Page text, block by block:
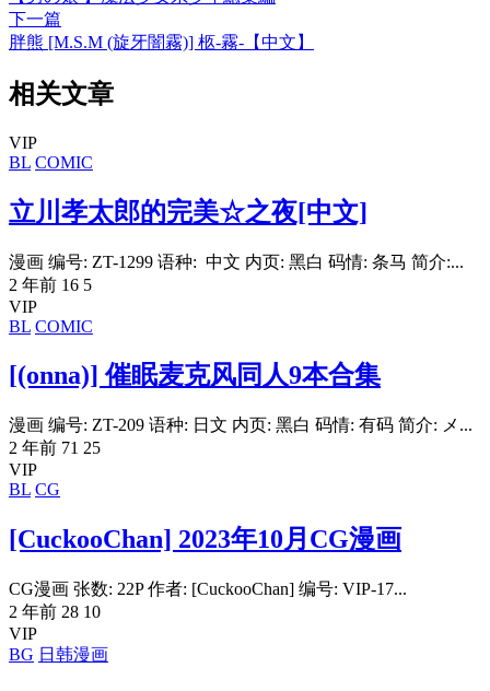
下一篇
胖熊 [M.S.M (旋牙闇霧)] 柩-霧-【中文】
相关文章
VIP
BL COMIC
立川孝太郎的完美☆之夜[中文]
漫画 编号: ZT-1299 语种: 中文 内页: 黑白 码情: 条马 简介:...
2 年前 16 5
VIP
BL COMIC
[(onna)] 催眠麦克风同人9本合集
漫画 编号: ZT-209 语种: 日文 内页: 黑白 码情: 有码 简介: メ...
2 年前 71 25
VIP
BL CG
[CuckooChan] 2023年10月CG漫画
CG漫画 张数: 22P 作者: [CuckooChan] 编号: VIP-17...
2 年前 28 10
VIP
BG 日韩漫画